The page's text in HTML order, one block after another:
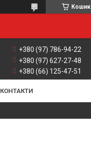
Кошик
+380 (97) 786-94-22
+380 (97) 627-27-48
+380 (66) 125-47-51
КОНТАКТИ